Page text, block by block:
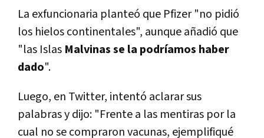
La exfuncionaria planteó que Pfizer "no pidió
los hielos continentales", aunque añadió que
"las Islas Malvinas se la podríamos haber
dado".
Luego, en Twitter, intentó aclarar sus
palabras y dijo: "Frente a las mentiras por la
cual no se compraron vacunas, ejemplifiqué